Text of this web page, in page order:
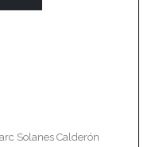
Solanes Calderón